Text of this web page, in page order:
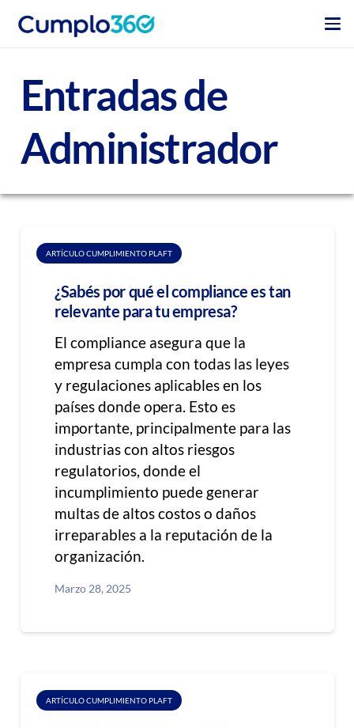
Entradas de
Administrador
ARTÍCULO CUMPLIMIENTO PLAFT
¿Sabés por qué el compliance es tan
relevante para tu empresa?
El compliance asegura que la
empresa cumpla con todas las leyes
y regulaciones aplicables en los
países donde opera. Esto es
importante, principalmente para las
industrias con altos riesgos
regulatorios, donde el
incumplimiento puede generar
multas de altos costos o daños
irreparables a la reputación de la
organización.
Marzo 28, 2025
ARTÍCULO CUMPLIMIENTO PLAFT